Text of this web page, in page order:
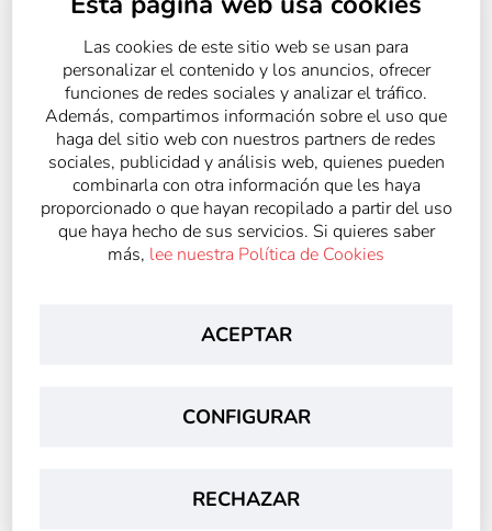
Archivado en
Las cookies de este sitio web se usan para
personalizar el contenido y los anuncios, ofrecer
funciones de redes sociales y analizar el tráfico.
Además, compartimos información sobre el uso que
haga del sitio web con nuestros partners de redes
sociales, publicidad y análisis web, quienes pueden
combinarla con otra información que les haya
proporcionado o que hayan recopilado a partir del uso
que haya hecho de sus servicios. Si quieres saber
más, lee nuestra Política de Cookies
ACEPTAR
CONFIGURAR
RECHAZAR